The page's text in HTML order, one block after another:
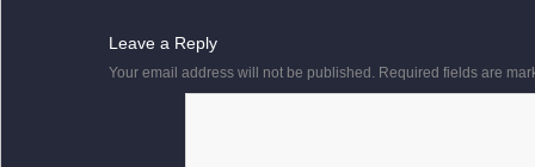
Leave a Reply
Your email address will not be published. Required fields are